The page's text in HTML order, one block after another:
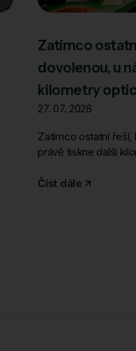
Zatímco
dovolenou, u
kilometry
27. 07. 2026
Zatímco ostatní řeší,
právě tiskne další
Číst dále